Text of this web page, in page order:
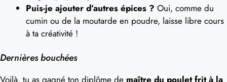
Puis-je ajouter d’autres épices ? Oui, comme du
cumin ou de la moutarde en poudre, laisse libre cours
à ta créativité !
Dernières bouchées
Voilà, tu as gagné ton diplôme de maître du poulet frit à la